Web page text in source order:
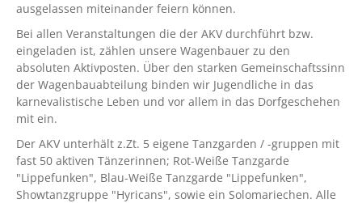
ausgelassen miteinander feiern können.
Bei allen Veranstaltungen die der AKV durchführt bzw.
eingeladen ist, zählen unsere Wagenbauer zu den
absoluten Aktivposten. Über den starken Gemeinschaftssinn
der Wagenbauabteilung binden wir Jugendliche in das
karnevalistische Leben und vor allem in das Dorfgeschehen
mit ein.
Der AKV unterhält z.Zt. 5 eigene Tanzgarden / -gruppen mit
fast 50 aktiven Tänzerinnen; Rot-Weiße Tanzgarde
"Lippefunken", Blau-Weiße Tanzgarde "Lippefunken",
Showtanzgruppe "Hyricans", sowie ein Solomariechen. Alle